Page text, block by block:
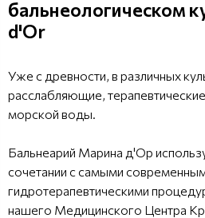
бальнеологическом
d'Or
Уже с древности, в различных
расслабляющие,
морской воды.
Бальнеарий Марина д'Ор
сочетании с самыми
гидротерапевтическими
нашего Медицинского Центра